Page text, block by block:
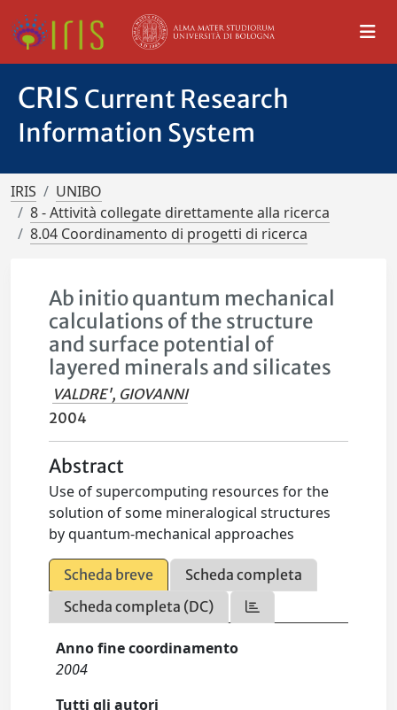
CRIS Current Research
Information System
IRIS
UNIBO
8 - Attività collegate direttamente alla ricerca
8.04 Coordinamento di progetti di ricerca
Ab initio quantum mechanical
calculations of the structure
and surface potential of
layered minerals and silicates
VALDRE', GIOVANNI
2004
Abstract
Use of supercomputing resources for the
solution of some mineralogical structures
by quantum-mechanical approaches
Scheda breve
Scheda completa
Scheda completa (DC)
Anno fine coordinamento
2004
Tutti gli autori